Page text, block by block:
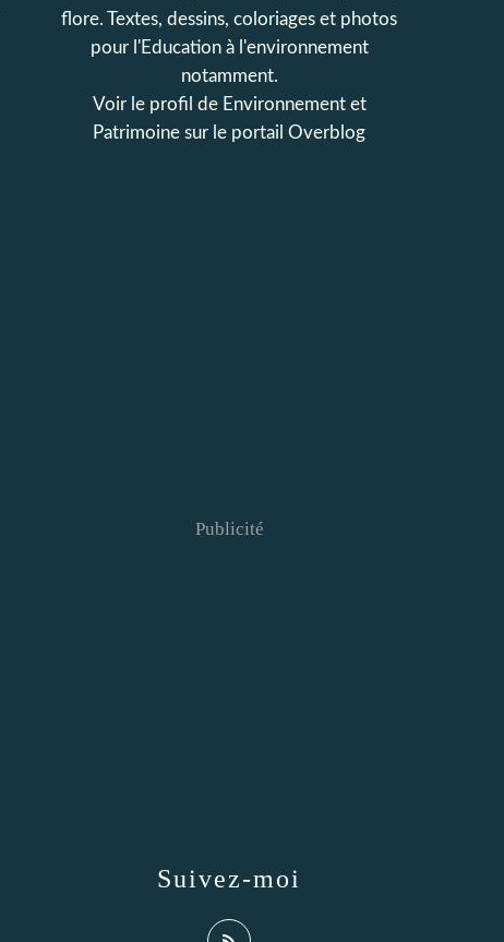
flore. Textes, dessins, coloriages et photos
pour l'Education à l'environnement
notamment.
Voir le profil de Environnement et
Patrimoine sur le portail Overblog
Suivez-moi
Publicité